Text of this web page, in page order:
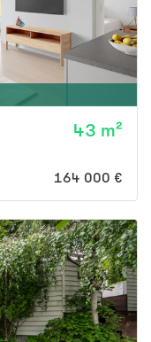
43 m²
TONTTI164 000 €